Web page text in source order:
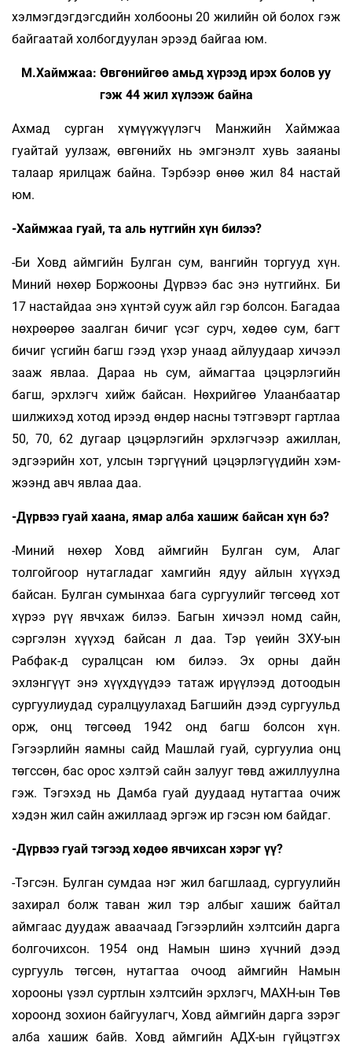
хэлмэгдэгдэгсдийн хол­бооны 20 жилийн ой болох гэж
байгаатай хол­бог­дуулан эрээд байгаа юм.
М.Хаймжаа: Өвгөнийгөө амьд хүрээд ирэх болов уу
гэж 44 жил хүлээж байна
Ахмад сурган хүмүүжүүлэгч Манжийн Хаймжаа
гуайтай уулзаж, өвгөнийх нь эмгэнэлт хувь заяаны
талаар ярилцаж байна. Тэрбээр өнөө жил 84 настай
юм.
-Хаймжаа гуай, та аль нутгийн хүн билээ?
-Би Ховд аймгийн Булган сум, вангийн торгууд хүн.
Миний нөхөр Боржооны Дүрвээ бас энэ нут­гийнх. Би
17 настайдаа энэ хүнтэй сууж айл гэр болсон. Багадаа
нөхрөөрөө заалган бичиг үсэг сурч, хөдөө сум, багт
бичиг үсгийн багш гээд үхэр унаад айлуудаар хичээл
зааж явлаа. Дараа нь сум, аймаг­таа цэцэрлэгийн
багш, эрхлэгч хийж байсан. Нөхрийгөө Улаанбаатар
шилжихэд хо­тод ирээд өндөр насны тэтгэвэрт гартлаа
50, 70, 62 дугаар цэ­цэрлэгийн эрхлэгчээр ажиллан,
эдгээрийн хот, улсын тэргүүний цэцэрлэ­гүүдийн хэм­
жээнд авч явлаа даа.
-Дүрвээ гуай хаана, ямар алба хашиж байсан хүн бэ?
-Миний нөхөр Ховд аймгийн Булган сум, Алаг
толгойгоор нутагладаг хамгийн ядуу айлын хүү­хэд
байсан. Булган сумынхаа бага сургуулийг төг­сөөд хот
хүрээ рүү явчхаж билээ. Багын хичээл номд сайн,
сэргэлэн хүүхэд байсан л даа. Тэр үеийн ЗХУ-ын
Рабфак-д суралцсан юм билээ. Эх орны дайн
эхлэнгүүт энэ хүүхдүүдээ та­таж ирүүлээд дотоодын
сургуулиудад сурал­цуу­лахад Багшийн дээд сургуульд
орж, онц төгсөөд 1942 онд багш болсон хүн.
Гэгээрлийн яамны сайд Машлай гуай, сургуулиа онц
төгссөн, бас орос хэлтэй сайн залууг төвд ажиллуулна
гэж. Тэ­гэхэд нь Дамба гуай дуудаад нутагтаа очиж
хэдэн жил сайн ажиллаад эргэж ир гэсэн юм байдаг.
-Дүрвээ гуай тэгээд хөдөө явчихсан хэрэг үү?
-Тэгсэн. Булган сумдаа нэг жил багшлаад, сур­­гуулийн
захирал болж таван жил тэр албыг ха­шиж байтал
аймгаас дуудаж аваачаад Гэ­гээр­лийн хэлтсийн дарга
болгочихсон. 1954 онд Намын ши­нэ хүчний дээд
сургууль төгсөн, ну­тагтаа очоод айм­гийн Намын
хорооны үзэл сурт­лын хэлт­сийн эрх­лэгч, МАХН-ын Төв
хороонд зохион бай­гуулагч, Ховд аймгийн дарга зэрэг
алба хашиж байв. Ховд аймгийн АДХ-ын гүй­цэт­гэх